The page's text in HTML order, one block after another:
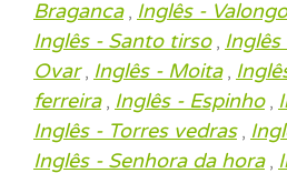
Braganca, Inglês - Valongo
Inglês - Santo tirso,
Ovar, Inglês - Moita,
ferreira, Inglês - Espinho,
Inglês - Torres vedras,
Inglês - Senhora da hora,